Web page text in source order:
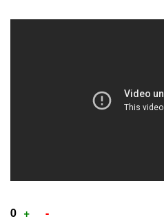
неприятный
фляжки
0 + -